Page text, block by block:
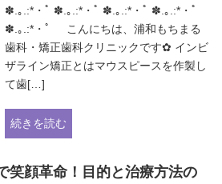
✽.｡.:*・ﾟ ✽.｡.:*・ﾟ ✽.｡.:*・ﾟ ✽.｡.:*・ﾟ
✽.｡.:*・ﾟ こんにちは、浦和もちまる
歯科・矯正歯科クリニックです✿ インビ
ザライン矯正とはマウスピースを作製し
て歯[…]
続きを読む
笑顔革命！目的と治療方法の